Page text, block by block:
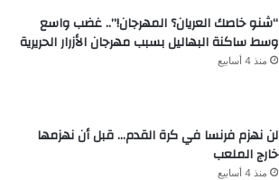
“شنو خاصك العريان؟ المهرجان!”.. غضب واسع
وسط ساكنة البهاليل بسبب مهرجان الأزرار الحريرية
منذ 4 أسابيع
لن نهزم فرنسا في كرة القدم… قبل أن نهزمها
خارج الملعب
منذ 4 أسابيع